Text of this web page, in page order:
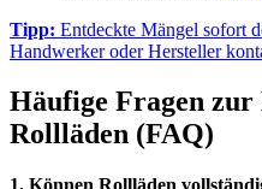
Tipp: Entdeckte Mängel sofort
Handwerker oder Hersteller
Häufige Fragen zur
Rollläden (FAQ)